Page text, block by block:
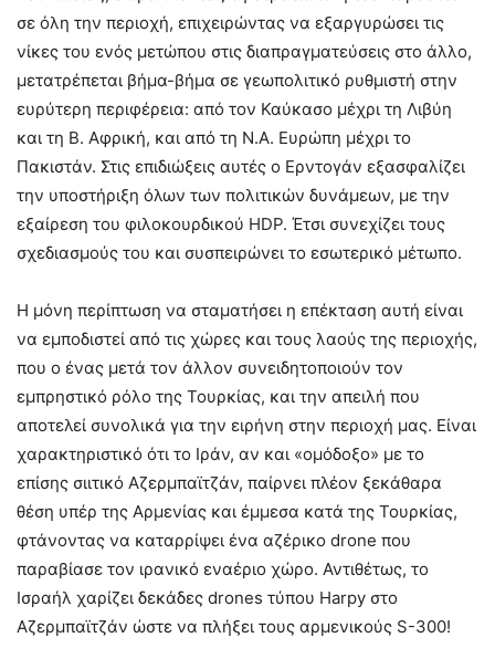
σε όλη την περιοχή, επιχειρώντας να εξαργυρώσει τις
νίκες του ενός μετώπου στις διαπραγματεύσεις στο άλλο,
μετατρέπεται βήμα-βήμα σε γεωπολιτικό ρυθμιστή στην
ευρύτερη περιφέρεια: από τον Καύκασο μέχρι τη Λιβύη
και τη Β. Αφρική, και από τη Ν.Α. Ευρώπη μέχρι το
Πακιστάν. Στις επιδιώξεις αυτές ο Ερντογάν εξασφαλίζει
την υποστήριξη όλων των πολιτικών δυνάμεων, με την
εξαίρεση του φιλοκουρδικού HDP. Έτσι συνεχίζει τους
σχεδιασμούς του και συσπειρώνει το εσωτερικό μέτωπο.
Η μόνη περίπτωση να σταματήσει η επέκταση αυτή είναι
να εμποδιστεί από τις χώρες και τους λαούς της περιοχής,
που ο ένας μετά τον άλλον συνειδητοποιούν τον
εμπρηστικό ρόλο της Τουρκίας, και την απειλή που
αποτελεί συνολικά για την ειρήνη στην περιοχή μας. Είναι
χαρακτηριστικό ότι το Ιράν, αν και «ομόδοξο» με το
επίσης σιιτικό Αζερμπαϊτζάν, παίρνει πλέον ξεκάθαρα
θέση υπέρ της Αρμενίας και έμμεσα κατά της Τουρκίας,
φτάνοντας να καταρρίψει ένα αζέρικο drone που
παραβίασε τον ιρανικό εναέριο χώρο. Αντιθέτως, το
Ισραήλ χαρίζει δεκάδες drones τύπου Harpy στο
Αζερμπαϊτζάν ώστε να πλήξει τους αρμενικούς S-300!